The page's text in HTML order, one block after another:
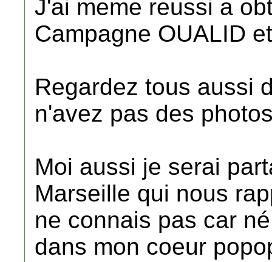
J'ai meme reussi a
Campagne OUALID
Regardez tous aussi
n'avez pas des
Moi aussi je serai
Marseille qui nous
ne connais pas car
dans mon coeur